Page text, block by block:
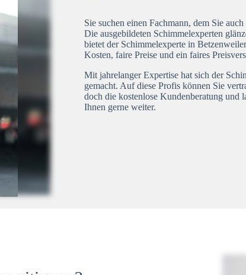
Sie suchen einen Fachmann, dem Sie
Die ausgebildeten Schimmelexperten
bietet der Schimmelexperte in
Kosten, faire Preise und ein faires
Mit jahrelanger Expertise hat sich der
gemacht. Auf diese Profis können Sie
doch die kostenlose Kundenberatung und
Ihnen gerne weiter.